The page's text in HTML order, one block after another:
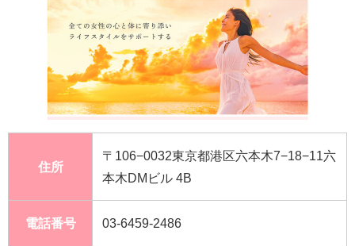
住所
〒106−0032東京都港区六本木7−18−11六
本木DMビル 4B
電話番号 03-6459-2486